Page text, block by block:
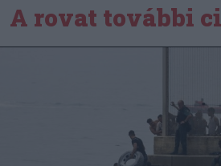
A rovat további